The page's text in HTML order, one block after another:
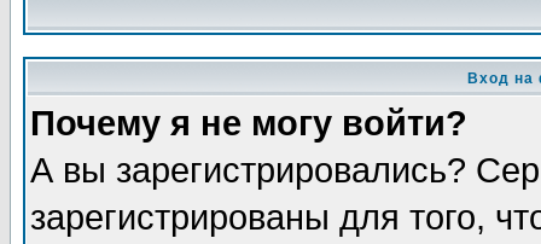
Вход на
Почему я не могу войти?
А вы зарегистрировались?
зарегистрированы для того,